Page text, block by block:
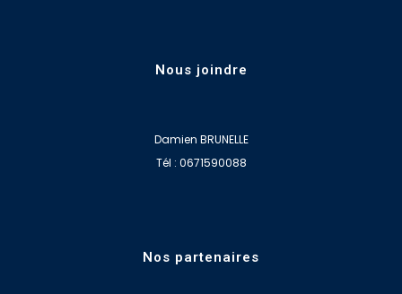
Nous joindre
Damien BRUNELLE
Tél : 0671590088
Nos partenaires